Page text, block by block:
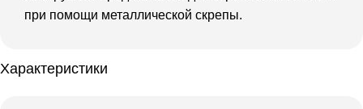
при помощи металлической скрепы.
Характеристики